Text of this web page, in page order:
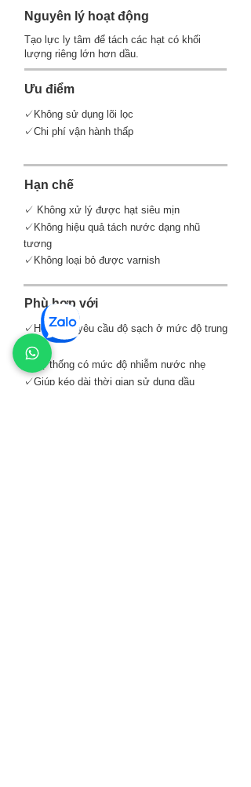
Nguyên lý hoạt động
Tạo lực ly tâm để tách các hạt có khối
lượng riêng lớn hơn dầu.
Ưu điểm
✓Không sử dụng lõi lọc
✓Chi phí vận hành thấp
Hạn chế
✓ Không xử lý được hạt siêu mịn
✓Không hiệu quả tách nước dạng nhũ
tương
✓Không loại bỏ được varnish
Phù hợp với
✓Hệ thống yêu cầu độ sạch ở mức độ trung
bình
✓Hệ thống có mức độ nhiễm nước nhẹ
✓Giúp kéo dài thời gian sử dụng dầu